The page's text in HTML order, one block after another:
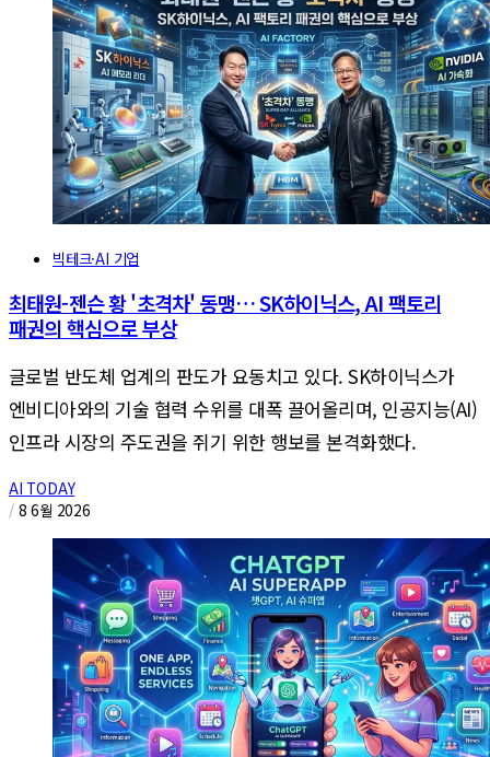
빅테크·AI 기업
최태원-젠슨 황 '초격차' 동맹… SK하이닉스, AI 팩토리
패권의 핵심으로 부상
글로벌 반도체 업계의 판도가 요동치고 있다. SK하이닉스가
엔비디아와의 기술 협력 수위를 대폭 끌어올리며, 인공지능(AI)
인프라 시장의 주도권을 쥐기 위한 행보를 본격화했다.
AI TODAY
/ 8 6월 2026